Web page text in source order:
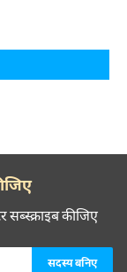
सब्स्क्राइब कीजिए